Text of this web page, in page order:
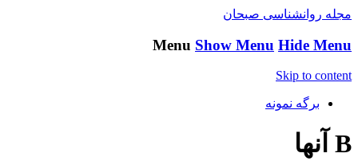
مجله روانشناسی صبحان
Menu Show Menu Hide Menu
Skip to content
برگه نمونه
B آنها